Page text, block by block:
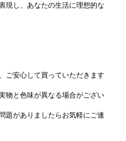
現し、あなたの生活に理想的な
ご安心して買っていただきます
物と色味が異なる場合がござい
題がありましたらお気軽にご連